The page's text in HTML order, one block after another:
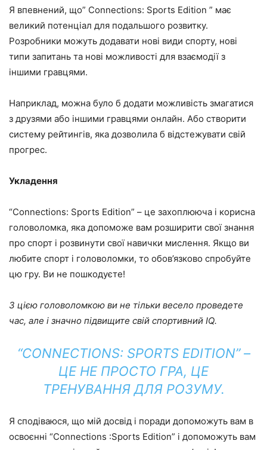
Я впевнений, що” Connections: Sports Edition ” має
великий потенціал для подальшого розвитку.
Розробники можуть додавати нові види спорту, нові
типи запитань та нові можливості для взаємодії з
іншими гравцями.
Наприклад, можна було б додати можливість змагатися
з друзями або іншими гравцями онлайн. Або створити
систему рейтингів, яка дозволила б відстежувати свій
прогрес.
Укладення
“Connections: Sports Edition” – це захоплююча і корисна
головоломка, яка допоможе вам розширити свої знання
про спорт і розвинути свої навички мислення. Якщо ви
любите спорт і головоломки, то обов’язково спробуйте
цю гру. Ви не пошкодуєте!
З цією головоломкою ви не тільки весело проведете
час, але і значно підвищите свій спортивний IQ.
“CONNECTIONS: SPORTS EDITION” –
ЦЕ НЕ ПРОСТО ГРА, ЦЕ
ТРЕНУВАННЯ ДЛЯ РОЗУМУ.
Я сподіваюся, що мій досвід і поради допоможуть вам в
освоєнні “Connections :Sports Edition” і допоможуть вам